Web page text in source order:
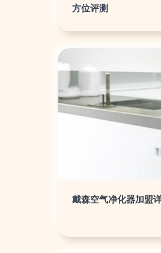
方位评测
戴森空气净化器加盟